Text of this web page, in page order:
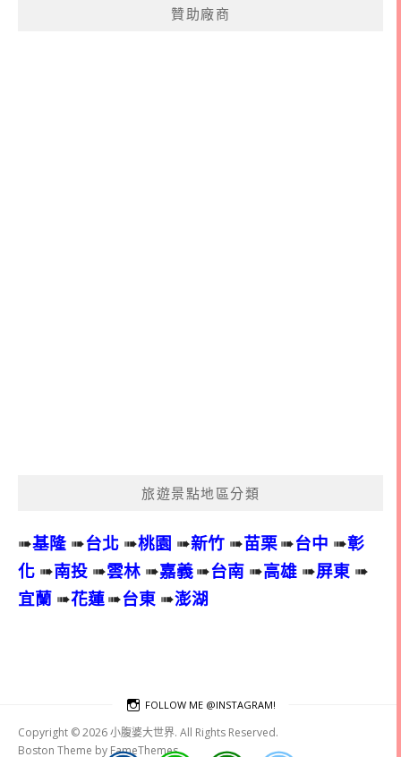
贊助廠商
旅遊景點地區分類
➠基隆 ➠台北 ➠桃園 ➠新竹 ➠苗栗➠台中 ➠彰
化 ➠南投 ➠雲林 ➠嘉義➠台南 ➠高雄 ➠屏東 ➠
宜蘭 ➠花蓮➠台東 ➠澎湖
FOLLOW ME @INSTAGRAM!
Copyright © 2026 小腹婆大世界. All Rights Reserved.
Boston Theme by FameThemes